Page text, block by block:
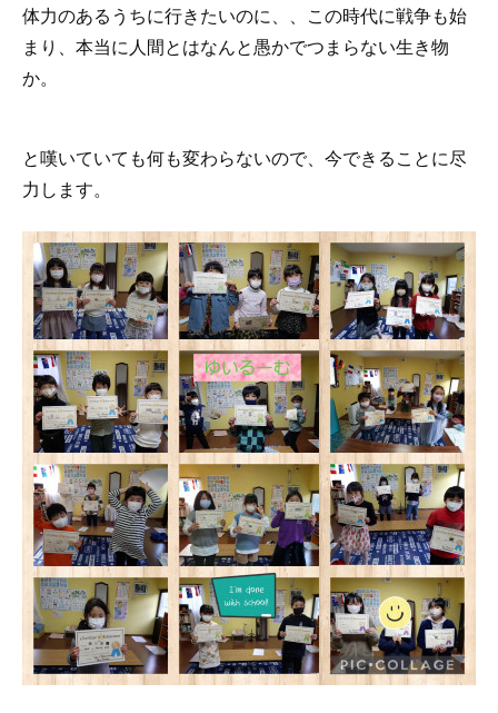
体力のあるうちに行きたいのに、、この時代に戦争も始
まり、本当に人間とはなんと愚かでつまらない生き物
か。
と嘆いていても何も変わらないので、今できることに尽
力します。